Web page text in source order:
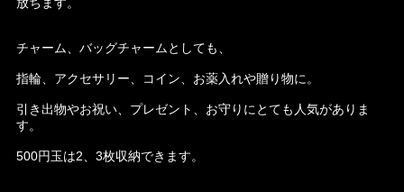
チャーム、バッグチャームとしても、
指輪、アクセサリー、コイン、お薬入れや贈り物に。
引き出物やお祝い、プレゼント、お守りにとても人気がありま
す。
500円玉は2、3枚収納できます。